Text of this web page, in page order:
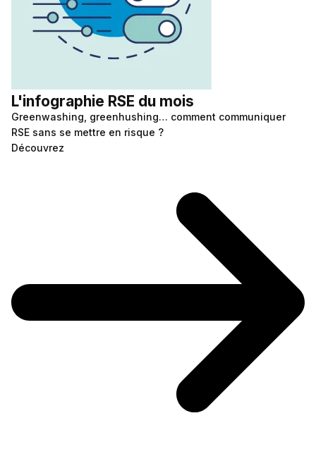
L'infographie RSE du mois
Greenwashing, greenhushing… comment communiquer
RSE sans se mettre en risque ?
Découvrez